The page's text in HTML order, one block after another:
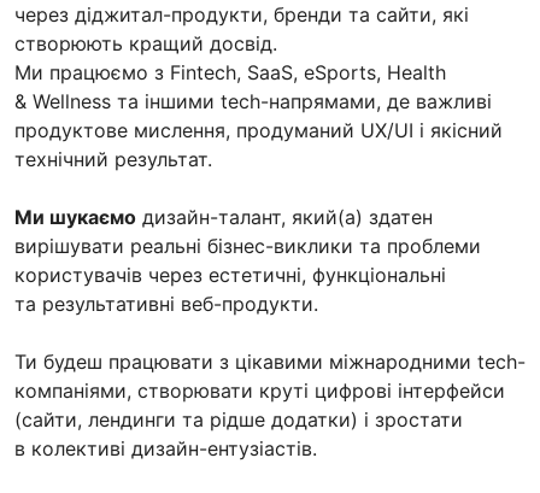
через діджитал-продукти, бренди та сайти, які
створюють кращий досвід.
Ми працюємо з Fintech, SaaS, eSports, Health
& Wellness та іншими tech-напрямами, де важливі
продуктове мислення, продуманий UX/UI і якісний
технічний результат.
Ми шукаємо дизайн-талант, який(а) здатен
вирішувати реальні бізнес-виклики та проблеми
користувачів через естетичні, функціональні
та результативні веб-продукти.
Ти будеш працювати з цікавими міжнародними tech-
компаніями, створювати круті цифрові інтерфейси
(сайти, лендинги та рідше додатки) і зростати
в колективі дизайн-ентузіастів.